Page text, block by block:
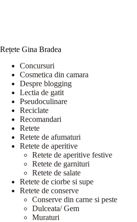
Rețete Gina Bradea
Concursuri
Cosmetica din camara
Despre blogging
Lectia de gatit
Pseudoculinare
Reciclate
Recomandari
Retete
Retete de afumaturi
Retete de aperitive
Retete de aperitive festive
Retete de garnituri
Retete de salate
Retete de ciorbe si supe
Retete de conserve
Conserve din carne si peste
Dulceata/ Gem
Muraturi